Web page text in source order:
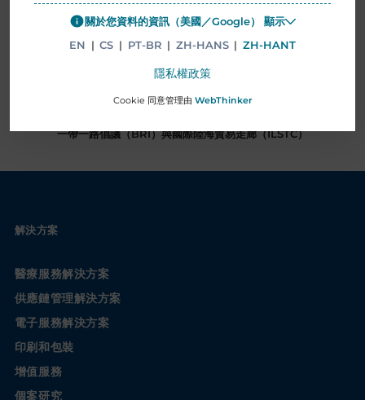
一帶一路倡議（BRI）與國際陸海貿易走廊（ILSTC）
解決方案
醫療服務解決方案
供應鏈管理解決方案
電子服務解決方案
印刷和包裝
增值服務
個案研究
關於您資料的資訊（美國／Google） 顯示
EN | CS | PT-BR | ZH-HANS | ZH-HANT
隱私權政策
Cookie 同意管理由 WebThinker